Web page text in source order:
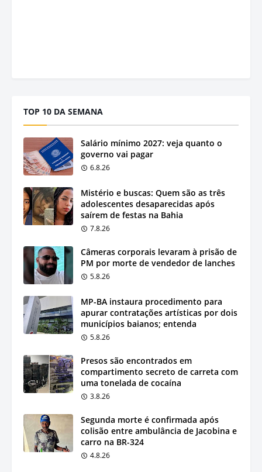
TOP 10 DA SEMANA
Salário mínimo 2027: veja quanto o
governo vai pagar
6.8.26
Mistério e buscas: Quem são as três
adolescentes desaparecidas após
saírem de festas na Bahia
7.8.26
Câmeras corporais levaram à prisão de
PM por morte de vendedor de lanches
5.8.26
MP-BA instaura procedimento para
apurar contratações artísticas por dois
municípios baianos; entenda
5.8.26
Presos são encontrados em
compartimento secreto de carreta com
uma tonelada de cocaína
3.8.26
Segunda morte é confirmada após
colisão entre ambulância de Jacobina e
carro na BR-324
4.8.26